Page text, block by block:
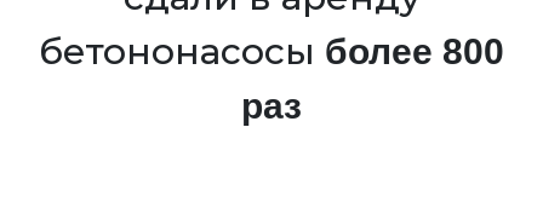
бетононасосы более 800
раз